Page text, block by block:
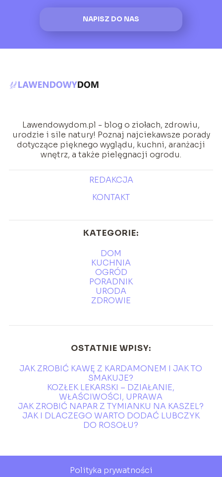
NAPISZ DO NAS
Lawendowydom.pl - blog o ziołach, zdrowiu,
urodzie i sile natury! Poznaj najciekawsze porady
dotyczące pięknego wyglądu, kuchni, aranżacji
wnętrz, a także pielęgnacji ogrodu.
REDAKCJA
KONTAKT
KATEGORIE:
DOM
KUCHNIA
OGRÓD
PORADNIK
URODA
ZDROWIE
OSTATNIE WPISY:
JAK ZROBIĆ KAWĘ Z KARDAMONEM I JAK TO
SMAKUJE?
KOZŁEK LEKARSKI – DZIAŁANIE,
WŁAŚCIWOŚCI, UPRAWA
JAK ZROBIĆ NAPAR Z TYMIANKU NA KASZEL?
JAK I DLACZEGO WARTO DODAĆ LUBCZYK
DO ROSOŁU?
Polityka prywatności